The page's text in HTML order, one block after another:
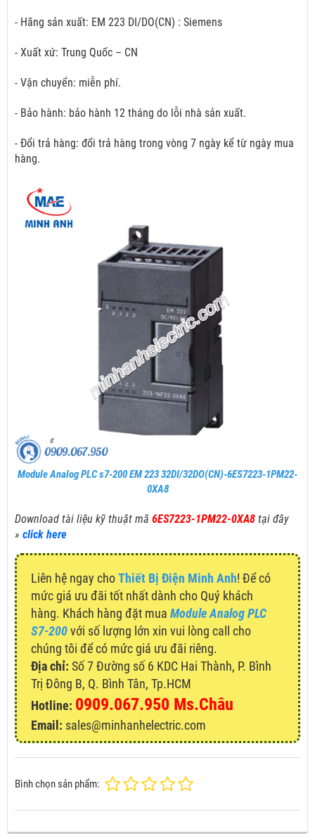
- Hãng sản xuất: EM 223 DI/DO(CN) : Siemens
- Xuất xứ: Trung Quốc – CN
- Vận chuyển: miễn phí.
- Bảo hành: bảo hành 12 tháng do lỗi nhà sản xuất.
- Đổi trả hàng: đổi trả hàng trong vòng 7 ngày kể từ ngày mua
hàng.
Module Analog PLC s7-200 EM 223 32DI/32DO(CN)-6ES7223-1PM22-
0XA8
Download tài liệu kỹ thuật mã 6ES7223-1PM22-0XA8 tại đây
» click here
Liên hệ ngay choThiết Bị Điện Minh Anh! Để có
mức giá ưu đãi tốt nhất dành cho Quý khách
hàng. Khách hàng đặt mua Module Analog PLC
S7-200với số lượng lớn xin vui lòng call cho
chúng tôi để có mức giá ưu đãi riêng.
Địa chỉ: Số 7 Đường số 6 KDC Hai Thành, P. Bình
Trị Đông B, Q. Bình Tân, Tp.HCM
Hotline: 0909.067.950 Ms.Châu
Email: sales@minhanhelectric.com
Bình chọn sản phẩm: